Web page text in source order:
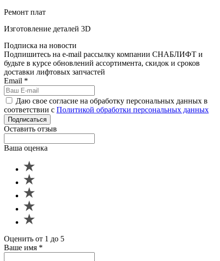
Ремонт плат
Изготовление деталей 3D
Подписка на новости
Подпишитесь на e-mail рассылку компании СНАБЛИФТ и
будьте в курсе обновлений ассортимента, скидок и сроков
доставки лифтовых запчастей
Email *
Даю свое согласие на обработку персональных данных в
соответствии с Политикой обработки персональных данных
Подписаться
Оставить отзыв
Ваша оценка
Оценить от 1 до 5
Ваше имя *